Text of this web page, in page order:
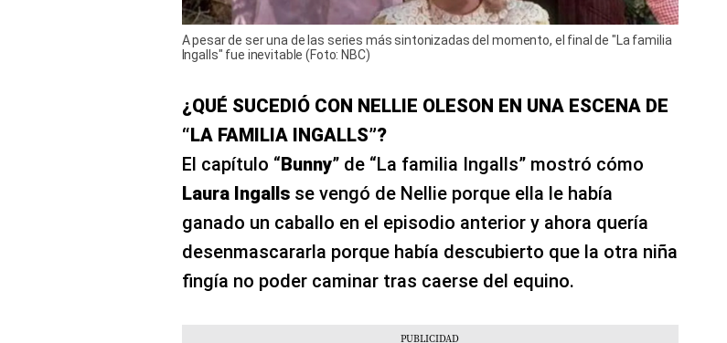
A pesar de ser una de las series más sintonizadas del momento, el final de "La familia
Ingalls" fue inevitable (Foto: NBC)
¿QUÉ SUCEDIÓ CON NELLIE OLESON EN UNA ESCENA DE
“LA FAMILIA INGALLS”?
El capítulo “Bunny” de “La familia Ingalls” mostró cómo
Laura Ingallsse vengó de Nellie porque ella le había
ganado un caballo en el episodio anterior y ahora quería
desenmascararla porque había descubierto que la otra niña
fingía no poder caminar tras caerse del equino.